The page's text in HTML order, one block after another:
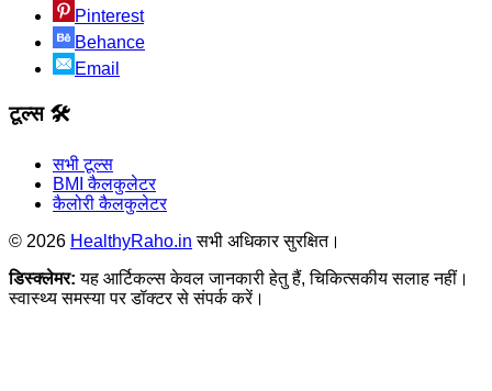
Pinterest
Behance
Email
टूल्स 🛠️
सभी टूल्स
BMI कैलकुलेटर
कैलोरी कैलकुलेटर
© 2026 HealthyRaho.in सभी अधिकार सुरक्षित।
डिस्क्लेमर: यह आर्टिकल्स केवल जानकारी हेतु हैं, चिकित्सकीय सलाह नहीं।
स्वास्थ्य समस्या पर डॉक्टर से संपर्क करें।